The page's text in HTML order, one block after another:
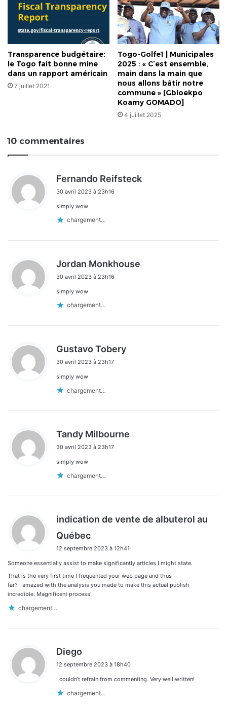
Transparence budgétaire:
le Togo fait bonne mine
dans un rapport américain
7 juillet 2021
Togo-Golfe1 | Municipales
2025 : « C’est ensemble,
main dans la main que
nous allons bâtir notre
commune » [Gbloekpo
Koamy GOMADO]
4 juillet 2025
10 commentaires
Fernando Reifsteck
30 avril 2023 à 23h16
simply wow
chargement…
Jordan Monkhouse
30 avril 2023 à 23h16
simply wow
chargement…
Gustavo Tobery
30 avril 2023 à 23h17
simply wow
chargement…
Tandy Milbourne
30 avril 2023 à 23h17
simply wow
chargement…
indication de vente de albuterol au
Québec
t
12 septembre 2023 à 12h41
Someone essentially assist to make significantly articles I might state.
That is the very first time I frequented your web page and thus
far? I amazed with the analysis you made to make this actual publish
incredible. Magnificent process!
chargement…
Diego
t
12 septembre 2023 à 18h40
I couldn’t refrain from commenting. Very well written!
chargement…